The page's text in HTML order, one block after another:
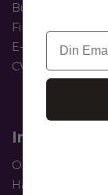
Butikkens
Find os
E-mail os:
CVR.: 42 51 47 48
Information
Om House of
Din Email